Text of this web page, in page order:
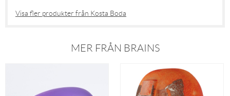
Visa fler produkter från Kosta Boda
MER FRÅN BRAINS